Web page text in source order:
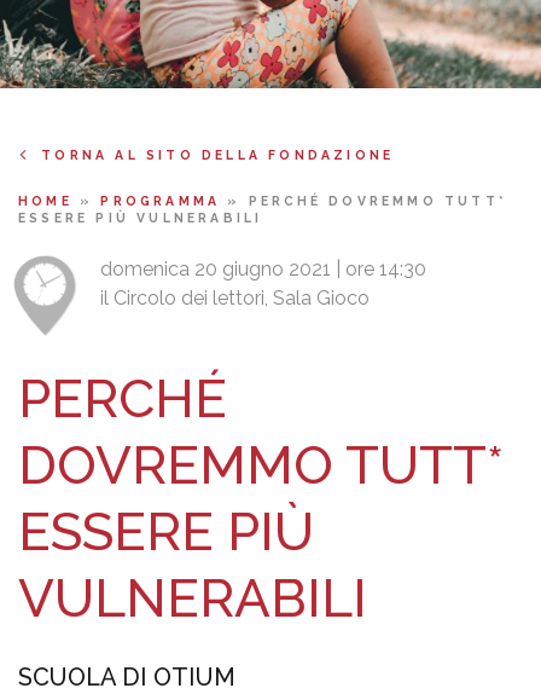
TORNA AL SITO DELLA FONDAZIONE
HOME »PROGRAMMA » PERCHÉ DOVREMMO TUTT*
ESSERE PIÙ VULNERABILI
domenica 20 giugno 2021 | ore 14:30
il Circolo dei lettori, Sala Gioco
PERCHÉ
DOVREMMO TUTT*
ESSERE PIÙ
VULNERABILI
SCUOLA DI OTIUM